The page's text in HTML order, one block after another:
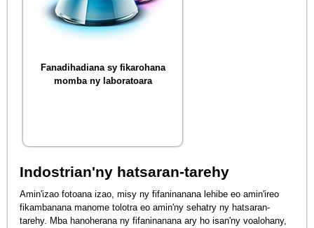
Fanadihadiana sy fikarohana
momba ny laboratoara
Indostrian'ny hatsaran-tarehy
Amin'izao fotoana izao, misy ny fifaninanana lehibe eo amin'ireo
fikambanana manome tolotra eo amin'ny sehatry ny hatsaran-
tarehy. Mba hanoherana ny fifaninanana ary ho isan'ny voalohany,